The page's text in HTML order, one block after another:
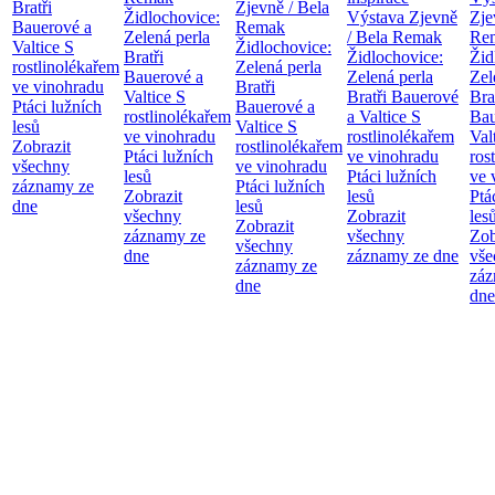
Bratři
Bauerové a
Valtice S
rostlinolékařem
ve vinohradu
Ptáci lužních
lesů
Zobrazit
všechny
záznamy ze
dne
Židlochovice:
Zelená perla
Bratři
Bauerové a
Valtice S
rostlinolékařem
ve vinohradu
Ptáci lužních
lesů
Zobrazit
všechny
záznamy ze
dne
Zjevně / Bela
Remak
Židlochovice:
Zelená perla
Bratři
Bauerové a
Valtice S
rostlinolékařem
ve vinohradu
Ptáci lužních
lesů
Zobrazit
všechny
záznamy ze
dne
Výstava Zjevně
/ Bela Remak
Židlochovice:
Zelená perla
Bratři Bauerové
a Valtice S
rostlinolékařem
ve vinohradu
Ptáci lužních
lesů
Zobrazit
všechny
záznamy ze dne
ve
dne